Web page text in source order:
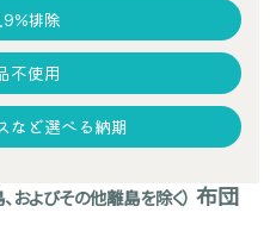
排除
不使用
など選べる納期
およびその他離島を除く） 布団